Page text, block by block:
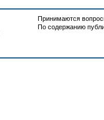
Принимаются
По содержанию